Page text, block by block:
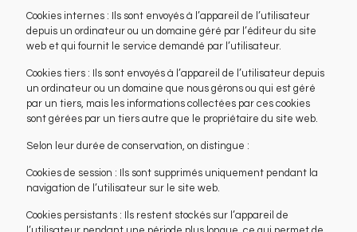
Cookies internes : Ils sont envoyés à l’appareil de l’utilisateur
depuis un ordinateur ou un domaine géré par l’éditeur du site
web et qui fournit le service demandé par l’utilisateur.
Cookies tiers : Ils sont envoyés à l’appareil de l’utilisateur depuis
un ordinateur ou un domaine que nous gérons ou qui est géré
par un tiers, mais les informations collectées par ces cookies
sont gérées par un tiers autre que le propriétaire du site web.
Selon leur durée de conservation, on distingue :
Cookies de session : Ils sont supprimés uniquement pendant la
navigation de l’utilisateur sur le site web.
Cookies persistants : Ils restent stockés sur l’appareil de